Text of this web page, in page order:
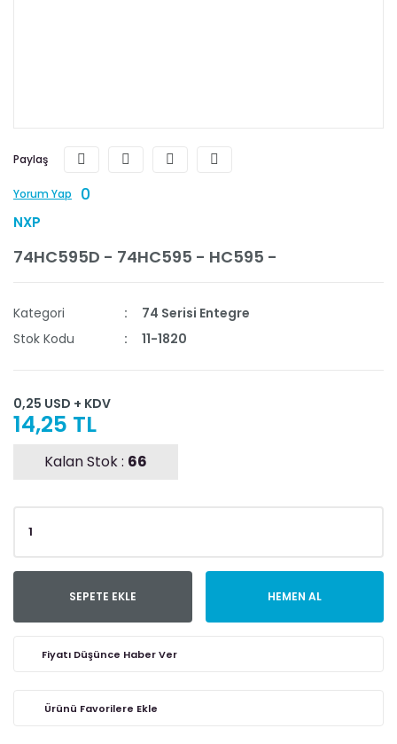
Paylaş
Yorum Yap 0
NXP
74HC595D - 74HC595 - HC595 -
Kategori
74 Serisi Entegre
Stok Kodu
11-1820
0,25 USD + KDV
14,25 TL
Kalan Stok : 66
SEPETE EKLE HEMEN AL
Fiyatı Düşünce Haber Ver